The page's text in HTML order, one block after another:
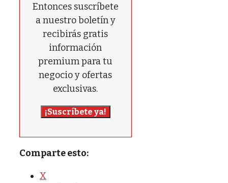
Entonces suscríbete
a nuestro boletín y
recibirás gratis
información
premium para tu
negocio y ofertas
exclusivas.
¡Suscríbete ya!
Comparte esto:
X